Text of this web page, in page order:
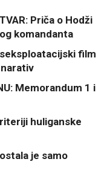
Priča o Hodži
komandanta
film
Memorandum 1 i
huliganske
je samo